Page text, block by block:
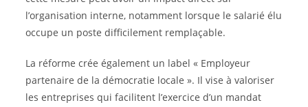
l’organisation interne, notamment lorsque le salarié élu
occupe un poste difficilement remplaçable.
La réforme crée également un label « Employeur
partenaire de la démocratie locale ». Il vise à valoriser
les entreprises qui facilitent l’exercice d’un mandat